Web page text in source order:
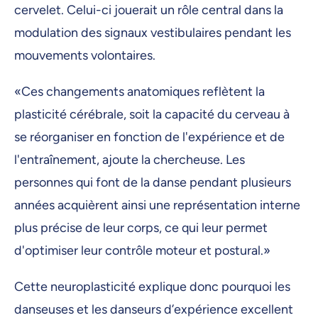
cervelet. Celui-ci jouerait un rôle central dans la
modulation des signaux vestibulaires pendant les
mouvements volontaires.
«Ces changements anatomiques reflètent la
plasticité cérébrale, soit la capacité du cerveau à
se réorganiser en fonction de l'expérience et de
l'entraînement, ajoute la chercheuse. Les
personnes qui font de la danse pendant plusieurs
années acquièrent ainsi une représentation interne
plus précise de leur corps, ce qui leur permet
d'optimiser leur contrôle moteur et postural.»
Cette neuroplasticité explique donc pourquoi les
danseuses et les danseurs d’expérience excellent